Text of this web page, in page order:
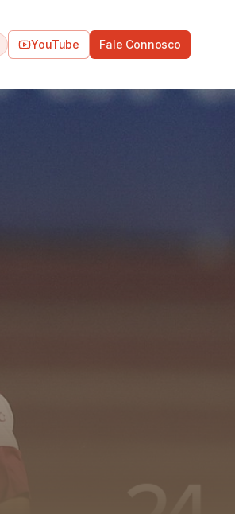
YouTube Fale Connosco